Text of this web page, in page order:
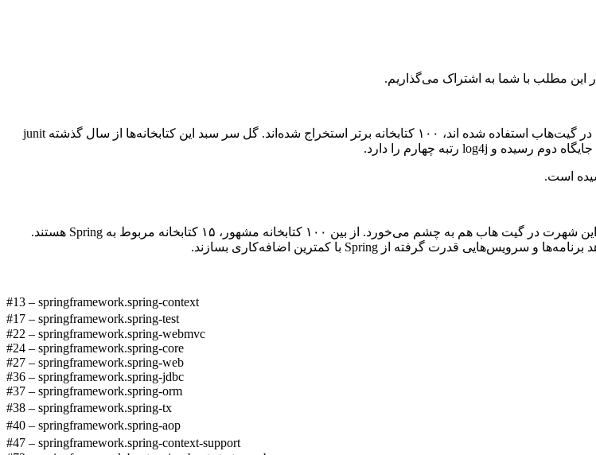
پس از تحلیل ۴۷۲۵۱ عبارت import از 12056 کتابخانه یکتای جاوا که در ۳۸۶۲ پروژه برتر جاوا در گیت‌هاب استفاده شده اند، ۱۰۰ کتابخانه برتر استخراج شده‌اند. گل سر سبد این کتابخانه‌ها از سال گذشته junit
چارچوب Spring در جامعه جاوا به عنوان یک رقیب اصلی برای Java EE مشهور شده است و این شهرت در گیت هاب هم به چشم می‌خورد. از بین ۱۰۰ کتابخانه مشهور، ۱۵ کتابخانه مربوط به Spring هستند.
#13 – springframework.spring-context
#17 – springframework.spring-test
#22 – springframework.spring-webmvc
#24 – springframework.spring-core
#27 – springframework.spring-web
#36 – springframework.spring-jdbc
#37 – springframework.spring-orm
#38 – springframework.spring-tx
#40 – springframework.spring-aop
#47 – springframework.spring-context-support